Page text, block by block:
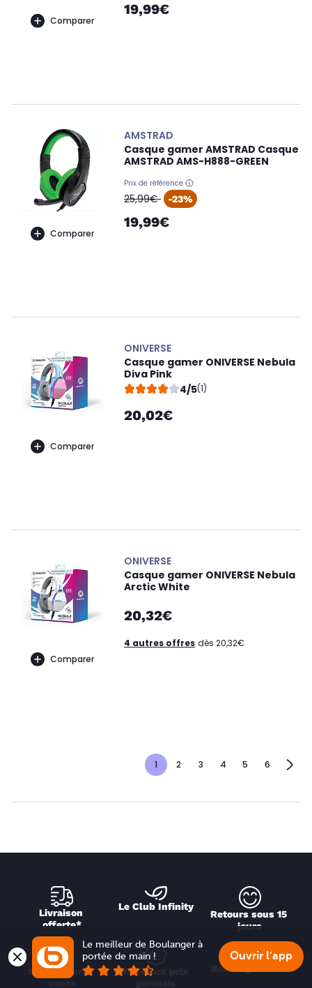
Comparer
19,99€
Comparer
AMSTRAD
Casque gamer AMSTRAD Casque
AMSTRAD AMS-H888-GREEN
Prix de référence
oldPrice
25,99€ -23%
19,99€
Comparer
ONIVERSE
Casque gamer ONIVERSE Nebula
Diva Pink
4/5(1)
20,02€
Comparer
ONIVERSE
Casque gamer ONIVERSE Nebula
Arctic White
20,32€
4 autres offres dès 20,32€
1 2 3 4 5 6
Livraison
offerte*
Le Club Infinity
Retours sous 15
jours
Service après
Meilleurs prix
Boulanger Drive
Le meilleur de Boulanger à
portée de main !
Ouvrir l'app